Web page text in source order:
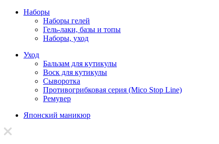
Наборы
Наборы гелей
Гель-лаки, базы и топы
Наборы, уход
Уход
Бальзам для кутикулы
Воск для кутикулы
Сыворотка
Противогрибковая серия (Mico Stop Line)
Ремувер
Японский маникюр